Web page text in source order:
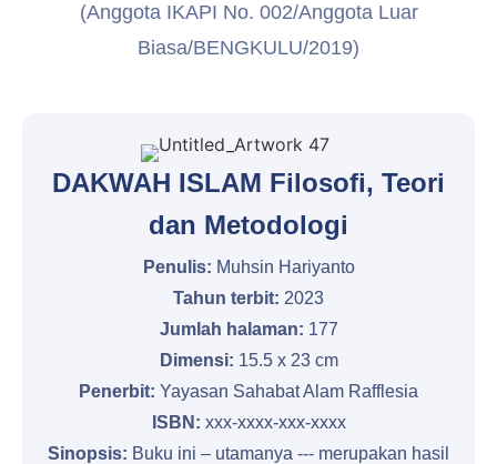
(Anggota IKAPI No. 002/Anggota Luar
Biasa/BENGKULU/2019)
DAKWAH ISLAM Filosofi, Teori
dan Metodologi
Penulis: Muhsin Hariyanto
Tahun terbit: 2023
Jumlah halaman: 177
Dimensi: 15.5 x 23 cm
Penerbit: Yayasan Sahabat Alam Rafflesia
ISBN: xxx-xxxx-xxx-xxxx
Sinopsis: Buku ini – utamanya --- merupakan hasil